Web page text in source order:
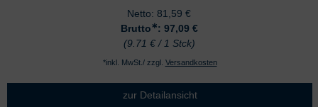
Netto: 81,59 €
Brutto∗: 97,09 €
(9.71 € / 1 Stck)
*inkl. MwSt./ zzgl. Versandkosten
zur Detailansicht